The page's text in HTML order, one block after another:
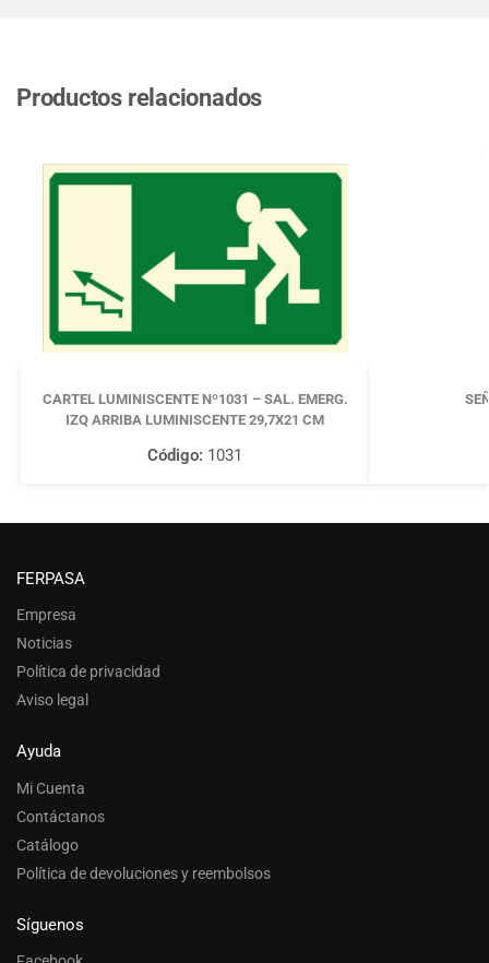
Productos relacionados
CARTEL LUMINISCENTE Nº1031 – SAL. EMERG.
IZQ ARRIBA LUMINISCENTE 29,7X21 CM
Código: 1031
FERPASA
Empresa
Noticias
Política de privacidad
Aviso legal
Ayuda
Mi Cuenta
Contáctanos
Catálogo
Política de devoluciones y reembolsos
Síguenos